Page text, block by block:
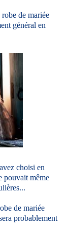
de mariée
général en
choisi en
pouvait même
de mariée
probablement